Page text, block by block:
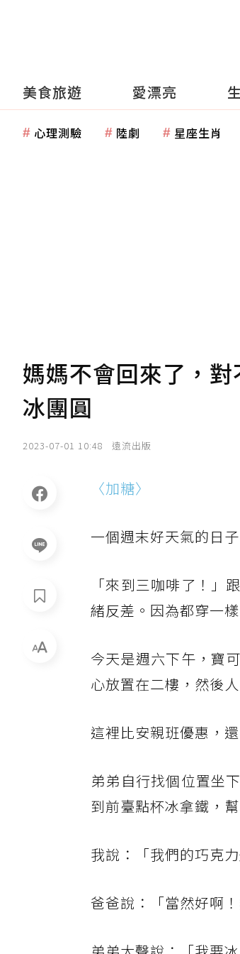
美食旅遊 愛漂亮
心理測驗 陸劇 星座生肖
媽媽不會回來了，
冰團圓
2023-07-01 10:48 遠流出版
〈加糖〉
一個週末好天氣的日
「來到三咖啡了！」
緒反差。因為都穿一
今天是週六下午，寶
心放置在二樓，然後
這裡比安親班優惠，
弟弟自行找個位置坐
到前臺點杯冰拿鐵，
我說：「我們的巧克
爸爸說：「當然好啊！